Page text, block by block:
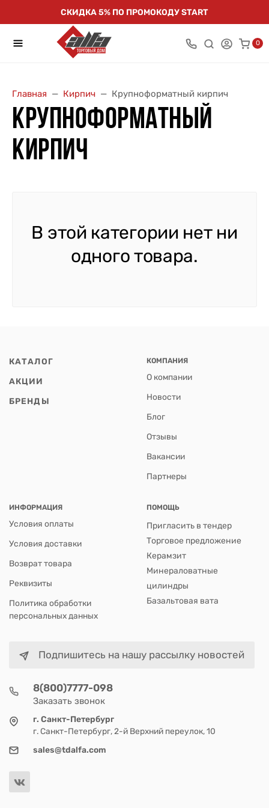
СКИДКА 5% ПО ПРОМОКОДУ START
0
Главная Кирпич Крупноформатный кирпич
КРУПНОФОРМАТНЫЙ
КИРПИЧ
В этой категории нет ни
одного товара.
КАТАЛОГ
АКЦИИ
БРЕНДЫ
КОМПАНИЯ
О компании
Новости
Блог
Отзывы
Вакансии
Партнеры
ИНФОРМАЦИЯ
Условия оплаты
Условия доставки
Возврат товара
Реквизиты
Политика обработки
персональных данных
ПОМОЩЬ
Пригласить в тендер
Торговое предложение
Керамзит
Минераловатные
цилиндры
Базальтовая вата
Подпишитесь на нашу рассылку новостей
8(800)7777-098
Заказать звонок
г. Санкт-Петербург
г. Санкт-Петербург, 2-й Верхний переулок, 10
sales@tdalfa.com